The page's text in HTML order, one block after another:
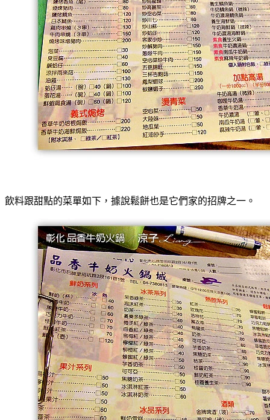
飲料跟甜點的菜單如下，據說鬆餅也是它們家的招牌之一。